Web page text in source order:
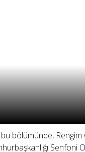
bölümünde, Rengim
Senfoni